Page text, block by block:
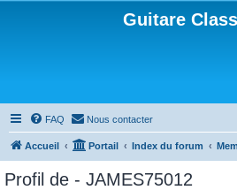
Guitare
FAQ Nous contacter
Accueil Portail Index du forum
Profil de - JAMES75012